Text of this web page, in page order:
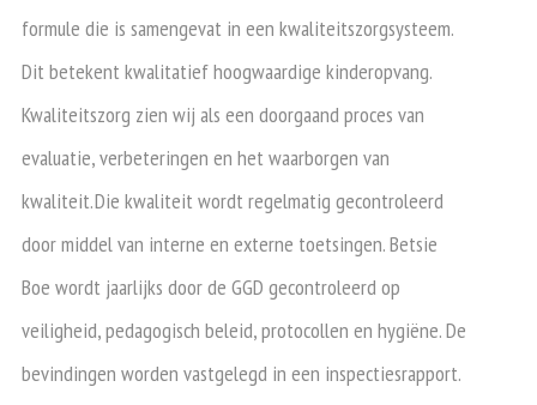
formule die is samengevat in een kwaliteitszorgsysteem.
Dit betekent kwalitatief hoogwaardige kinderopvang.
Kwaliteitszorg zien wij als een doorgaand proces van
evaluatie, verbeteringen en het waarborgen van
kwaliteit. Die kwaliteit wordt regelmatig gecontroleerd
door middel van interne en externe toetsingen. Betsie
Boe wordt jaarlijks door de GGD gecontroleerd op
veiligheid, pedagogisch beleid, protocollen en hygiëne. De
bevindingen worden vastgelegd in een inspectiesrapport.